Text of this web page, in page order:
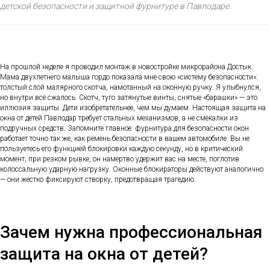
детской безопасности и защитной фурнитуре в Павлодаре.
На прошлой неделе я проводил монтаж в новостройке микрорайона Достык.
Мама двухлетнего малыша гордо показала мне свою «систему безопасности»:
толстый слой малярного скотча, намотанный на оконную ручку. Я улыбнулся,
но внутри всё сжалось. Скотч, туго затянутые винты, снятые «барашки» — это
иллюзия защиты. Дети изобретательнее, чем мы думаем. Настоящая защита на
окна от детей Павлодар требует стальных механизмов, а не смекалки из
подручных средств. Запомните главное: фурнитура для безопасности окон
работает точно так же, как ремень безопасности в вашем автомобиле. Вы не
пользуетесь его функцией блокировки каждую секунду, но в критический
момент, при резком рывке, он намертво удержит вас на месте, поглотив
колоссальную ударную нагрузку. Оконные блокираторы действуют аналогично
— они жестко фиксируют створку, предотвращая трагедию.
Зачем нужна профессиональная
защита на окна от детей?